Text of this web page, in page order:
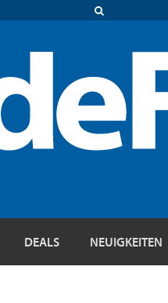
DEALS NEUIGKEITEN